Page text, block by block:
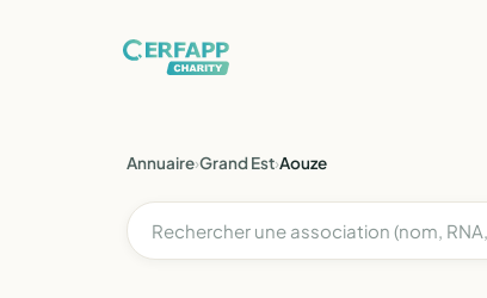
Annuaire›Grand Est›Aouze